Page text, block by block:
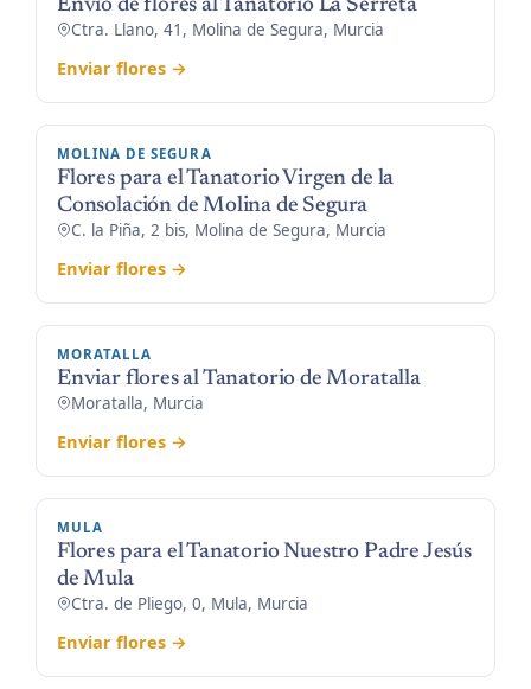
Envío de flores al Tanatorio La Serreta
Ctra. Llano, 41, Molina de Segura, Murcia
Enviar flores →
MOLINA DE SEGURA
Flores para el Tanatorio Virgen de la
Consolación de Molina de Segura
C. la Piña, 2 bis, Molina de Segura, Murcia
Enviar flores →
MORATALLA
Enviar flores al Tanatorio de Moratalla
Moratalla, Murcia
Enviar flores →
MULA
Flores para el Tanatorio Nuestro Padre Jesús
de Mula
Ctra. de Pliego, 0, Mula, Murcia
Enviar flores →